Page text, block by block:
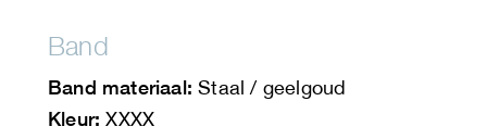
Band
Band materiaal: Staal / geelgoud
Kleur: XXXX